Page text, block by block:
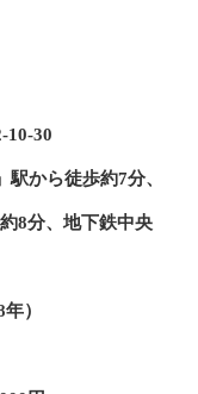
10-30
から徒歩約7分、
8分、地下鉄中央
）